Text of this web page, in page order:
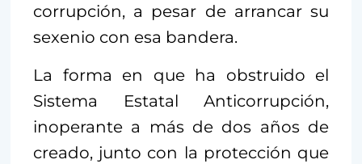
corrupción, a pesar de arrancar su
sexenio con esa bandera.
La forma en que ha obstruido el
Sistema Estatal Anticorrupción,
inoperante a más de dos años de
creado, junto con la protección que